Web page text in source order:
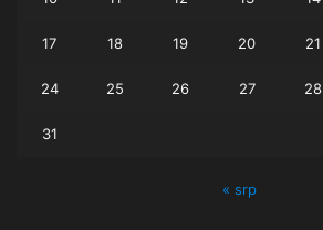
17 18 19 20 21
24 25 26 27 28
31
« srp